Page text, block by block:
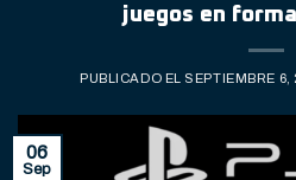
juegos en
PUBLICADO EL SEPTIEMBRE 6,
06
Sep